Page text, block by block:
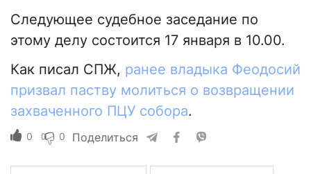
Следующее судебное заседание по
этому делу состоится 17 января в 10.00.
Как писал СПЖ, ранее владыка Феодосий
призвал паству молиться о возвращении
захваченного ПЦУ собора.
0 0 Поделиться